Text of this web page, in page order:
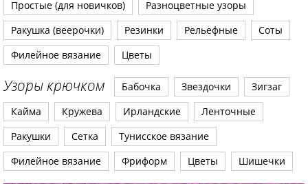
Простые (для новичков)
Разноцветные узоры
Ракушка (веерочки)
Резинки Рельефные
Соты
Филейное вязание
Цветы
Узоры крючком Бабочка Звездочки
Зигзаг
Кайма
Кружева Ирландские
Ленточные
Ракушки
Сетка
Тунисское вязание
Филейное вязание
Фриформ Цветы Шишечки